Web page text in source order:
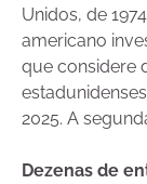
Unidos, de
americano
que considere
2025. A
Dezenas de